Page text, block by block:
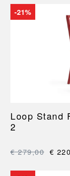
-21%
Loop Stand
2
€ 279,00 €